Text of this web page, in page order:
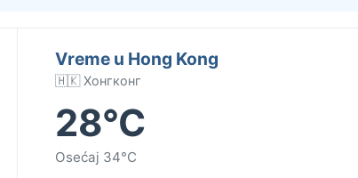
Vreme u Hong Kong
🇭🇰 Хонгконг
28°C
Osećaj 34°C